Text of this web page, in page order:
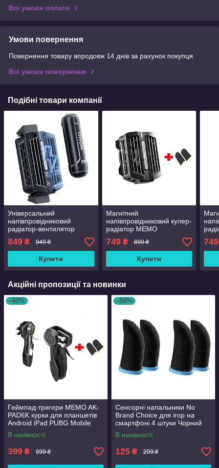
Всі умови оплати
Умови повернення
Повернення товару впродовж 14 днів за рахунок покупця
Всі умови повернення
Подібні товари компанії
Універсальний
напівпровідниковий
радіатор-вентилятор
(кулер) для смартфона
MEMO Union PUBG Mobile
DL10 з АКК 2000 mAh
849 ₴ 949 ₴
Купити
Магнітний
напівпровідниковий кулер-
радіатор MEMO
вентилятор для
смартфона Black (CX12)
749₴ 899 ₴
Купити
749
Акційні пропозиції та новинки
–60%
Геймпад-тригери MEMO AK-
PAD6K курки для планшетів
Android iPad PUBG Mobile
Call Of Duty Stand OFF 2
Warface
В наявності
399 ₴ 999 ₴
–58%
Сенсорні напальники No
Brand Choice для ігор на
смартфоні 4 штуки Чорний
В наявності
125 ₴ 299 ₴